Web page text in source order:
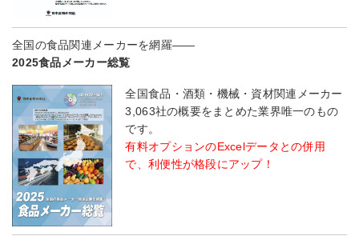
全国の食品関連メーカーを網羅――
2025食品メーカー総覧
全国食品・酒類・機械・資材関連メーカー
3,063社の概要をまとめた業界唯一のもの
です。
有料オプションのExcelデータとの併用
で、利便性が格段にアップ！